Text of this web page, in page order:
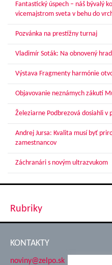
Fantastický úspech – náš bývalý
vicemajstrom sveta v behu do
Pozvánka na prestížny turnaj
Vladimír Soták: Na obnovený
Výstava Fragmenty harmónie
Objavovanie neznámych zákutí
Železiarne Podbrezová dosiahli v
Andrej Jursa: Kvalita musí byť
zamestnancov
Záchranári s novým ultrazvukom
Rubriky
KONTAKTY
noviny@zelpo.sk